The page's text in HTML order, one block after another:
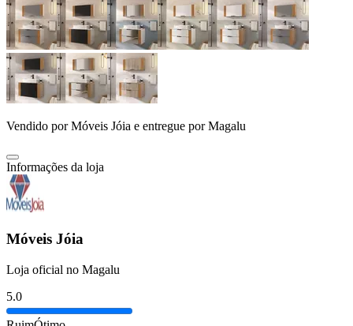
Vendido porMóveis Jóia e entregue por Magalu
Informações da loja
Móveis Jóia
Loja oficial no Magalu
5.0